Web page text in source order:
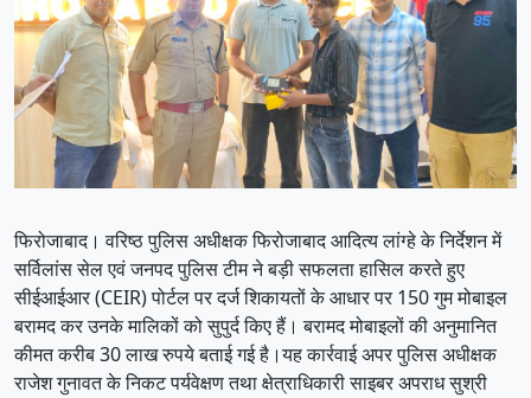
फिरोजाबाद। वरिष्ठ पुलिस अधीक्षक फिरोजाबाद आदित्य लांग्हे के निर्देशन में
सर्विलांस सेल एवं जनपद पुलिस टीम ने बड़ी सफलता हासिल करते हुए
सीईआईआर (CEIR) पोर्टल पर दर्ज शिकायतों के आधार पर 150 गुम मोबाइल
बरामद कर उनके मालिकों को सुपुर्द किए हैं। बरामद मोबाइलों की अनुमानित
कीमत करीब 30 लाख रुपये बताई गई है।यह कार्रवाई अपर पुलिस अधीक्षक
राजेश गुनावत के निकट पर्यवेक्षण तथा क्षेत्राधिकारी साइबर अपराध सुश्री